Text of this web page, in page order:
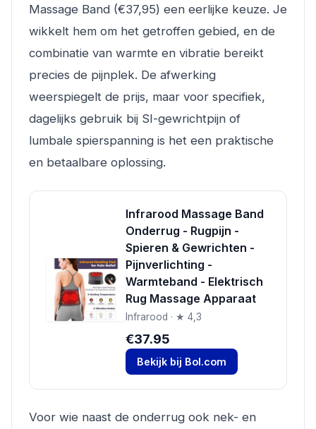
Massage Band (€37,95) een eerlijke keuze. Je
wikkelt hem om het getroffen gebied, en de
combinatie van warmte en vibratie bereikt
precies de pijnplek. De afwerking
weerspiegelt de prijs, maar voor specifiek,
dagelijks gebruik bij SI-gewrichtpijn of
lumbale spierspanning is het een praktische
en betaalbare oplossing.
Infrarood Massage Band
Onderrug - Rugpijn -
Spieren & Gewrichten -
Pijnverlichting -
Warmteband - Elektrisch
Rug Massage Apparaat
Infrarood · ★ 4,3
€37.95
Bekijk bij Bol.com
Voor wie naast de onderrug ook nek- en